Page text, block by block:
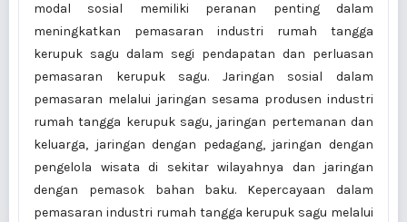
modal sosial memiliki peranan penting dalam
meningkatkan pemasaran industri rumah tangga
kerupuk sagu dalam segi pendapatan dan perluasan
pemasaran kerupuk sagu. Jaringan sosial dalam
pemasaran melalui jaringan sesama produsen industri
rumah tangga kerupuk sagu, jaringan pertemanan dan
keluarga, jaringan dengan pedagang, jaringan dengan
pengelola wisata di sekitar wilayahnya dan jaringan
dengan pemasok bahan baku. Kepercayaan dalam
pemasaran industri rumah tangga kerupuk sagu melalui